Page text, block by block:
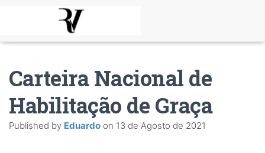
Carteira Nacional de
Habilitação de Graça
Published by Eduardo on 13 de Agosto de 2021